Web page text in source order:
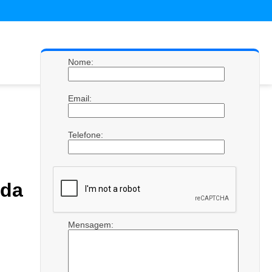
Nome:
Email:
Telefone:
Mensagem: